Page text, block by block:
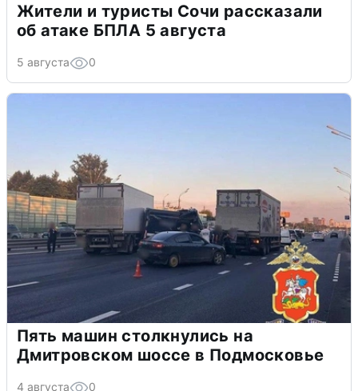
Жители и туристы Сочи рассказали
об атаке БПЛА 5 августа
5 августа 0
Пять машин столкнулись на
Дмитровском шоссе в Подмосковье
4 августа 0